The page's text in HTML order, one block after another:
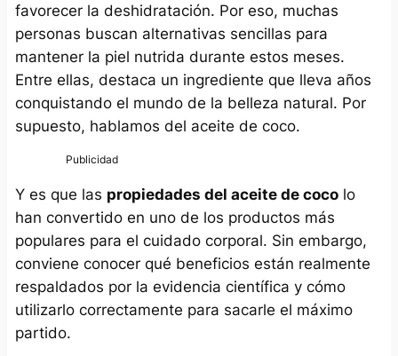
favorecer la deshidratación. Por eso, muchas
personas buscan alternativas sencillas para
mantener la piel nutrida durante estos meses.
Entre ellas, destaca un ingrediente que lleva años
conquistando el mundo de la belleza natural. Por
supuesto, hablamos del aceite de coco.
Y es que las propiedades del aceite de cocolo
han convertido en uno de los productos más
populares para el cuidado corporal. Sin embargo,
conviene conocer qué beneficios están realmente
respaldados por la evidencia científica y cómo
utilizarlo correctamente para sacarle el máximo
partido.